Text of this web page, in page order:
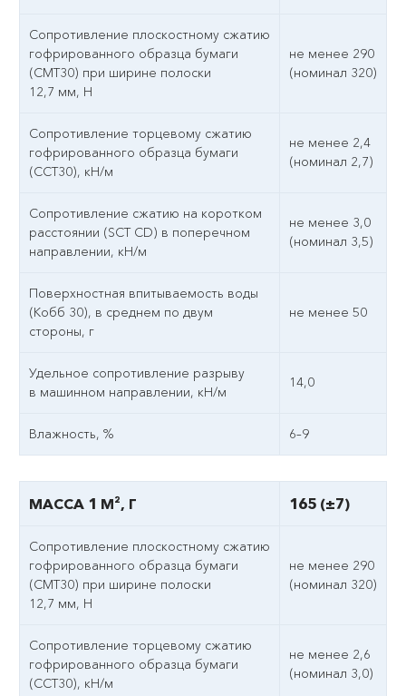
Сопротивление плоскостному сжатию
гофрированного образца бумаги
(СМТ30) при ширине полоски
12,7 мм, Н
не менее 290
(номинал 320)
Сопротивление торцевому сжатию
гофрированного образца бумаги
(ССТ30), кН/м
не менее 2,4
(номинал 2,7)
Сопротивление сжатию на коротком
расстоянии (SCT CD) в поперечном
направлении, кН/м
не менее 3,0
(номинал 3,5)
Поверхностная впитываемость воды
(Кобб 30), в среднем по двум
стороны, г
не менее 50
Удельное сопротивление разрыву
в машинном направлении, кН/м
14,0
Влажность, % 6–9
МАССА 1 М², Г 165 (±7)
Сопротивление плоскостному сжатию
гофрированного образца бумаги
(СМТ30) при ширине полоски
12,7 мм, Н
не менее 290
(номинал 320)
Сопротивление торцевому сжатию
гофрированного образца бумаги
(ССТ30), кН/м
не менее 2,6
(номинал 3,0)